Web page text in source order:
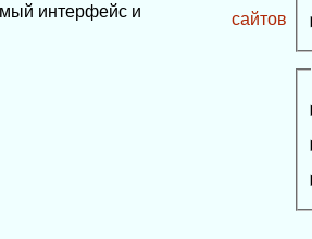
интерфейс и
сайтов